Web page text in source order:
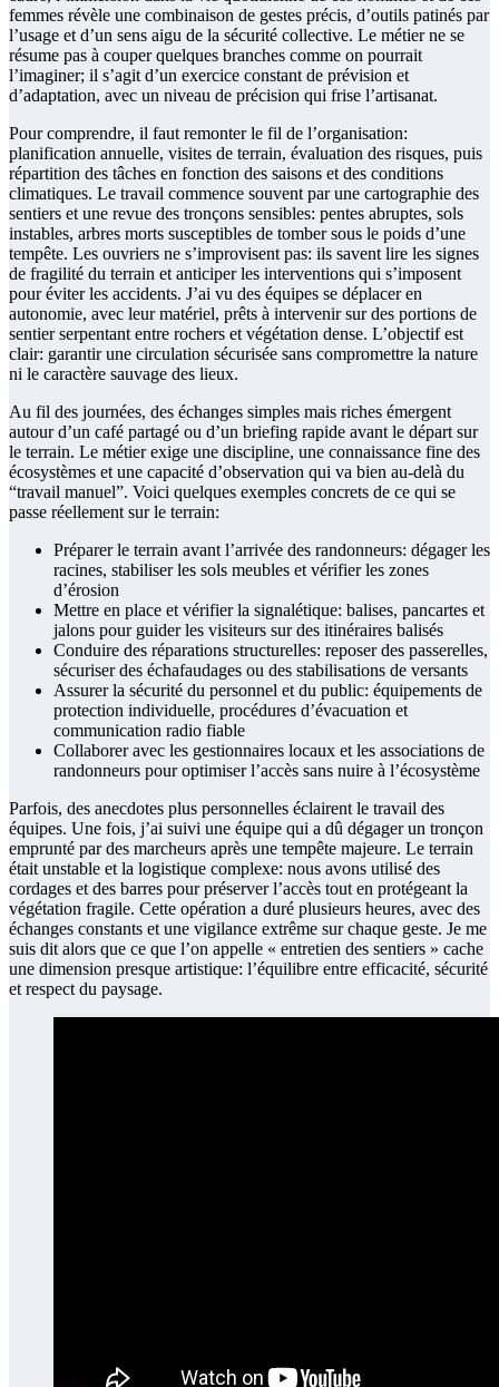
femmes révèle une combinaison de gestes précis, d’outils patinés par
l’usage et d’un sens aigu de la sécurité collective. Le métier ne se
résume pas à couper quelques branches comme on pourrait
l’imaginer; il s’agit d’un exercice constant de prévision et
d’adaptation, avec un niveau de précision qui frise l’artisanat.
Pour comprendre, il faut remonter le fil de l’organisation:
planification annuelle, visites de terrain, évaluation des risques, puis
répartition des tâches en fonction des saisons et des conditions
climatiques. Le travail commence souvent par une cartographie des
sentiers et une revue des tronçons sensibles: pentes abruptes, sols
instables, arbres morts susceptibles de tomber sous le poids d’une
tempête. Les ouvriers ne s’improvisent pas: ils savent lire les signes
de fragilité du terrain et anticiper les interventions qui s’imposent
pour éviter les accidents. J’ai vu des équipes se déplacer en
autonomie, avec leur matériel, prêts à intervenir sur des portions de
sentier serpentant entre rochers et végétation dense. L’objectif est
clair: garantir une circulation sécurisée sans compromettre la nature
ni le caractère sauvage des lieux.
Au fil des journées, des échanges simples mais riches émergent
autour d’un café partagé ou d’un briefing rapide avant le départ sur
le terrain. Le métier exige une discipline, une connaissance fine des
écosystèmes et une capacité d’observation qui va bien au-delà du
“travail manuel”. Voici quelques exemples concrets de ce qui se
passe réellement sur le terrain:
Préparer le terrain avant l’arrivée des randonneurs: dégager les
racines, stabiliser les sols meubles et vérifier les zones
d’érosion
Mettre en place et vérifier la signalétique: balises, pancartes et
jalons pour guider les visiteurs sur des itinéraires balisés
Conduire des réparations structurelles: reposer des passerelles,
sécuriser des échafaudages ou des stabilisations de versants
Assurer la sécurité du personnel et du public: équipements de
protection individuelle, procédures d’évacuation et
communication radio fiable
Collaborer avec les gestionnaires locaux et les associations de
randonneurs pour optimiser l’accès sans nuire à l’écosystème
Parfois, des anecdotes plus personnelles éclairent le travail des
équipes. Une fois, j’ai suivi une équipe qui a dû dégager un tronçon
emprunté par des marcheurs après une tempête majeure. Le terrain
était unstable et la logistique complexe: nous avons utilisé des
cordages et des barres pour préserver l’accès tout en protégeant la
végétation fragile. Cette opération a duré plusieurs heures, avec des
échanges constants et une vigilance extrême sur chaque geste. Je me
suis dit alors que ce que l’on appelle « entretien des sentiers » cache
une dimension presque artistique: l’équilibre entre efficacité, sécurité
et respect du paysage.